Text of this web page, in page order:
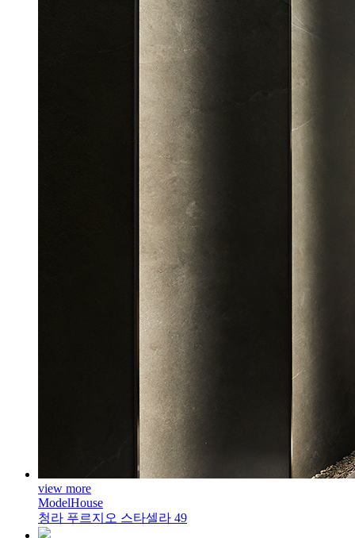
view more
ModelHouse
청라 푸르지오 스타셀라 49